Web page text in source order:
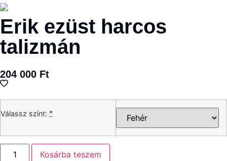
Erik ezüst harcos
talizmán
204 000 Ft
Válassz színt: *
Kosárba teszem